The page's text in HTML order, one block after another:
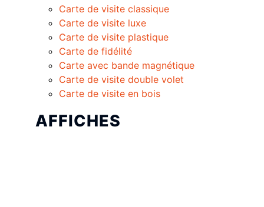
Carte de visite classique
Carte de visite luxe
Carte de visite plastique
Carte de fidélité
Carte avec bande magnétique
Carte de visite double volet
Carte de visite en bois
AFFICHES